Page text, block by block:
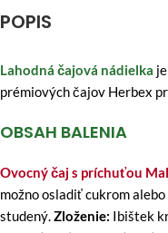
POPIS
Lahodná čajová nádielka
prémiových čajov Herbex
OBSAH BALENIA
Ovocný čaj s príchuťou
možno osladiť cukrom
studený.Zloženie: Ibištek